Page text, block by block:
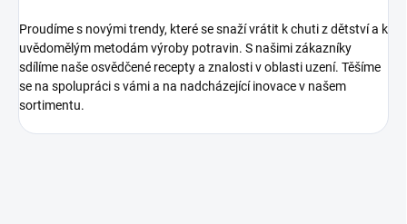
Proudíme s novými trendy, které se snaží vrátit k chuti z dětství a k
uvědomělým metodám výroby potravin. S našimi zákazníky
sdílíme naše osvědčené recepty a znalosti v oblasti uzení. Těšíme
se na spolupráci s vámi a na nadcházející inovace v našem
sortimentu.